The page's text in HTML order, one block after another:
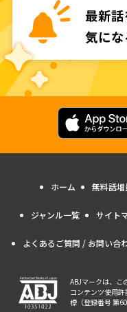
ホーム 無料話増
ジャンル一覧 サイト
よくあるご質問 / お問い合
ABJマークは、こ
コンテンツ使用
標（登録番号 第